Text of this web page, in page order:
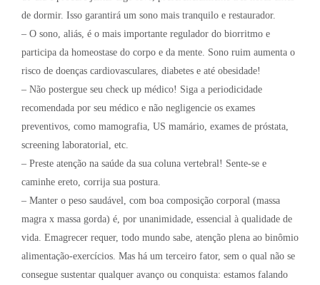
de dormir. Isso garantirá um sono mais tranquilo e restaurador.
– O sono, aliás, é o mais importante regulador do biorritmo e
participa da homeostase do corpo e da mente. Sono ruim aumenta o
risco de doenças cardiovasculares, diabetes e até obesidade!
– Não postergue seu check up médico! Siga a periodicidade
recomendada por seu médico e não negligencie os exames
preventivos, como mamografia, US mamário, exames de próstata,
screening laboratorial, etc.
– Preste atenção na saúde da sua coluna vertebral! Sente-se e
caminhe ereto, corrija sua postura.
– Manter o peso saudável, com boa composição corporal (massa
magra x massa gorda) é, por unanimidade, essencial à qualidade de
vida. Emagrecer requer, todo mundo sabe, atenção plena ao binômio
alimentação-exercícios. Mas há um terceiro fator, sem o qual não se
consegue sustentar qualquer avanço ou conquista: estamos falando